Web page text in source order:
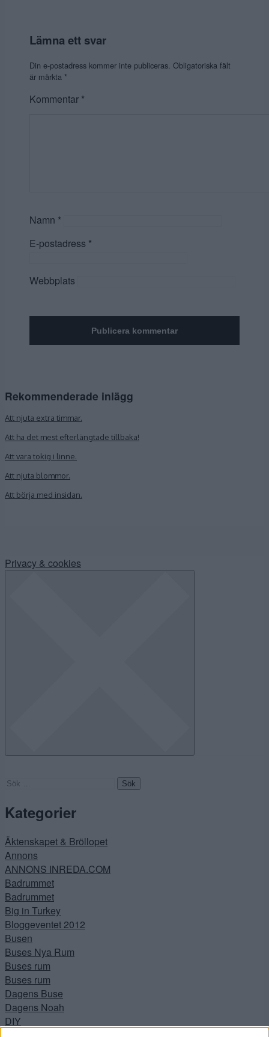
Lämna ett svar
Din e-postadress kommer inte publiceras. Obligatoriska fält
är märkta *
Kommentar *
Namn *
E-postadress *
Webbplats
Rekommenderade inlägg
Att njuta extra timmar.
Att ha det mest efterlängtade tillbaka!
Att vara tokig i linne.
Att njuta blommor.
Att börja med insidan.
Privacy & cookies
Sök
Kategorier
Äktenskapet & Bröllopet
Annons
ANNONS INREDA.COM
Badrummet
Badrummet
Big in Turkey
Bloggeventet 2012
Busen
Buses Nya Rum
Buses rum
Buses rum
Dagens Buse
Dagens Noah
DIY